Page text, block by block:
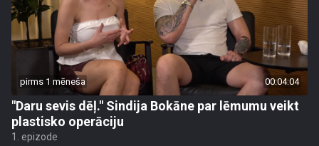
pirms 1 mēneša 00:04:04
"Daru sevis dēļ." Sindija Bokāne par lēmumu veikt
plastisko operāciju
1. epizode